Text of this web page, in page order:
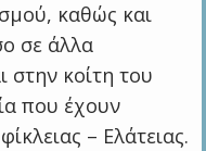
καθώς και
σε άλλα
στην κοίτη του
που έχουν
– Ελάτειας.